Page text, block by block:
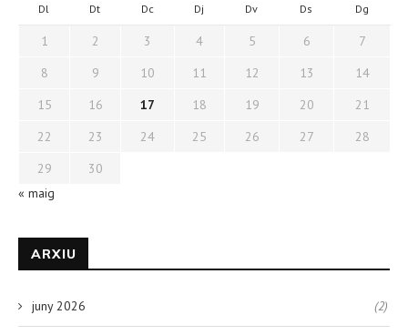
Dl Dt Dc Dj Dv Ds Dg
1 2 3 4 5 6
7
8
9 10 11 12 13
14
15
16 17 18 19 20
21
22
23 24 25 26 27
28
29
30
« maig
ARXIU
juny 2026 (2)